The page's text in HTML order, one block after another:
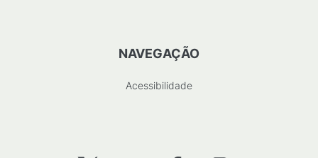
NAVEGAÇÃO
Acessibilidade